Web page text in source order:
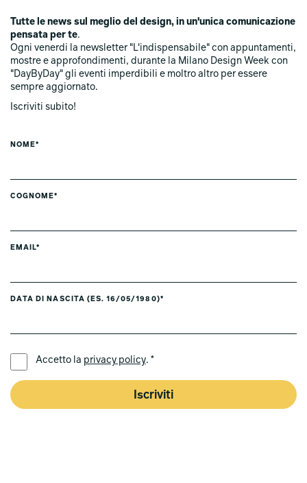
Tutte le news sul meglio del design, in un'unica comunicazione
pensata per te.
Ogni venerdi la newsletter "L'indispensabile" con appuntamenti,
mostre e approfondimenti, durante la Milano Design Week con
"DayByDay" gli eventi imperdibili e moltro altro per essere
sempre aggiornato.
Iscriviti subito!
NOME*
COGNOME*
EMAIL*
DATA DI NASCITA (ES. 16/05/1980)*
Accetto la privacy policy. *
Iscriviti